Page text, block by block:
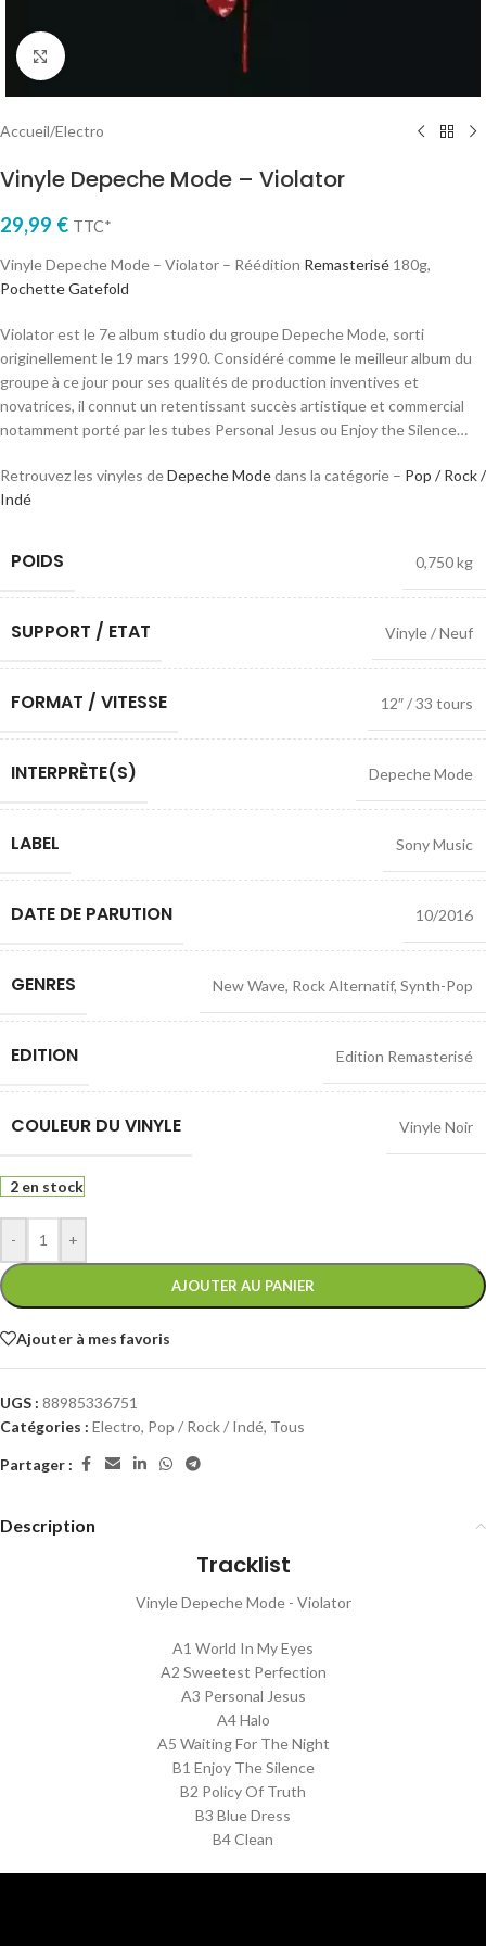
Cliquez pour agrandir
Accueil/Electro
Vinyle Depeche Mode – Violator
29,99 € TTC*
Vinyle Depeche Mode – Violator – Réédition Remasterisé 180g,
Pochette Gatefold
Violator est le 7e album studio du groupe Depeche Mode, sorti
originellement le 19 mars 1990. Considéré comme le meilleur album du
groupe à ce jour pour ses qualités de production inventives et
novatrices, il connut un retentissant succès artistique et commercial
notamment porté par les tubes Personal Jesus ou Enjoy the Silence…
Retrouvez les vinyles deDepeche Modedans la catégorie – Pop / Rock /
Indé
POIDS 0,750 kg
SUPPORT / ETAT Vinyle / Neuf
FORMAT / VITESSE 12″ / 33 tours
INTERPRÈTE(S) Depeche Mode
LABEL Sony Music
DATE DE PARUTION 10/2016
GENRES New Wave, Rock Alternatif, Synth-Pop
EDITION Edition Remasterisé
COULEUR DU VINYLE Vinyle Noir
2 en stock
- +
AJOUTER AU PANIER
Ajouter à mes favoris
UGS : 88985336751
Catégories : Electro, Pop / Rock / Indé, Tous
Partager :
Description
Tracklist
Vinyle Depeche Mode - Violator
A1 World In My Eyes
A2 Sweetest Perfection
A3 Personal Jesus
A4 Halo
A5 Waiting For The Night
B1 Enjoy The Silence
B2 Policy Of Truth
B3 Blue Dress
B4 Clean